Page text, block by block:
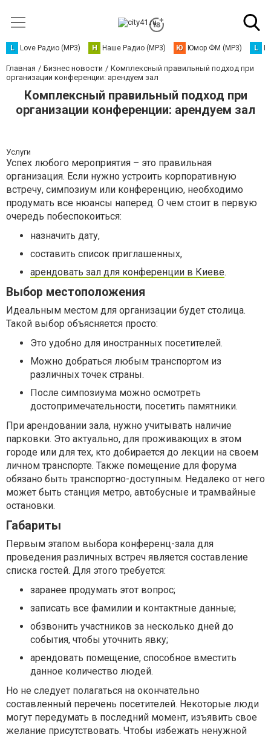
L Love Радио (MP3) Н Наше Радио (MP3) Ю Юмор ФМ (MP3) L
Главная Бизнес новости
Комплексный правильный подход при
организации конференции: арендуем зал
Комплексный правильный подход при
организации конференции: арендуем зал
Услуги
Успех любого мероприятия – это правильная
организация. Если нужно устроить корпоративную
встречу, симпозиум или конференцию, необходимо
продумать все нюансы наперед. О чем стоит в первую
очередь побеспокоиться:
назначить дату,
составить список приглашенных,
арендовать зал для конференции в Киеве.
Выбор местоположения
Идеальным местом для организации будет столица.
Такой выбор объясняется просто:
Это удобно для иностранных посетителей.
Можно добраться любым транспортом из
различных точек страны.
После симпозиума можно осмотреть
достопримечательности, посетить памятники.
При арендовании зала, нужно учитывать наличие
парковки. Это актуально, для проживающих в этом
городе или для тех, кто добирается до лекции на своем
личном транспорте. Также помещение для форума
обязано быть транспортно-доступным. Недалеко от него
может быть станция метро, автобусные и трамвайные
остановки.
Габариты
Первым этапом выбора конференц-зала для
проведения различных встреч является составление
списка гостей. Для этого требуется:
заранее продумать этот вопрос;
записать все фамилии и контактные данные;
обзвонить участников за несколько дней до
события, чтобы уточнить явку;
арендовать помещение, способное вместить
данное количество людей.
Но не следует полагаться на окончательно
составленный перечень посетителей. Некоторые люди
могут передумать в последний момент, изъявить свое
желание присутствовать. Чтобы избежать ненужной